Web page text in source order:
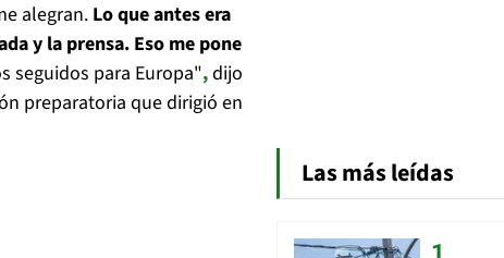
alegran. Lo que antes era
y la prensa. Eso me pone
seguidos para Europa",dijo
preparatoria que dirigió en
Las más leídas